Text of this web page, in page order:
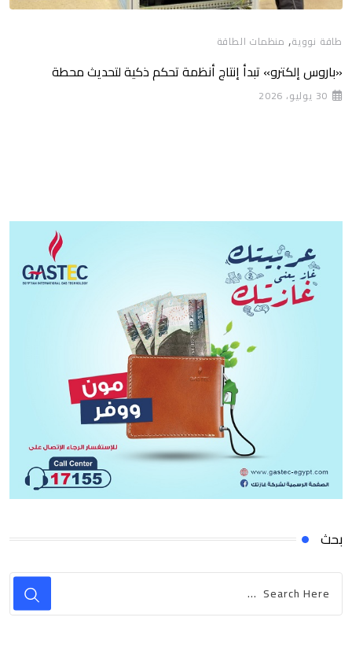
طاقة نووية, منظمات الطاقة
«باروس إلكترو» تبدأ إنتاج أنظمة تحكم ذكية لتحديث محطة
30 يوليو، 2026
بحث